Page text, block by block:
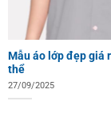
Mẫu áo lớp đẹp giá
thể
27/09/2025